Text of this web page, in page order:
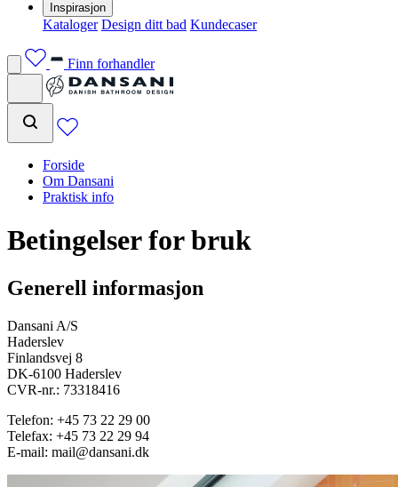
Inspirasjon
Kataloger Design ditt bad Kundecaser
Finn forhandler
Forside
Om Dansani
Praktisk info
Betingelser for bruk
Generell informasjon
Dansani A/S
Haderslev
Finlandsvej 8
DK-6100 Haderslev
CVR-nr.: 73318416
Telefon: +45 73 22 29 00
Telefax: +45 73 22 29 94
E-mail: mail@dansani.dk